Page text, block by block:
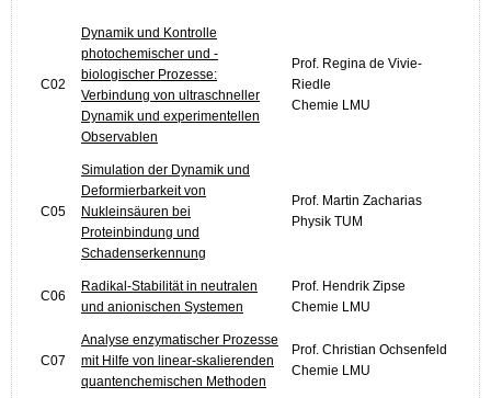
C02
Dynamik und Kontrolle
photochemischer und -
biologischer Prozesse:
Verbindung von ultraschneller
Dynamik und experimentellen
Observablen
Prof. Regina de Vivie-
Riedle
Chemie LMU
C05
Simulation der Dynamik und
Deformierbarkeit von
Nukleinsäuren bei
Proteinbindung und
Schadenserkennung
Prof. Martin Zacharias
Physik TUM
C06
Radikal-Stabilität in neutralen
und anionischen Systemen
Prof. Hendrik Zipse
Chemie LMU
C07
Analyse enzymatischer Prozesse
mit Hilfe von linear-skalierenden
quantenchemischen Methoden
Prof. Christian Ochsenfeld
Chemie LMU